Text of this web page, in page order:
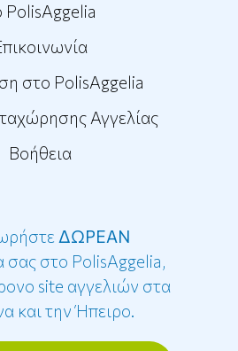
PolisAggelia
στο PolisAggelia
Αγγελίας
Βοήθεια
ΔΩΡΕΑΝ
σας στο PolisAggelia,
site αγγελιών στα
και την Ήπειρο.